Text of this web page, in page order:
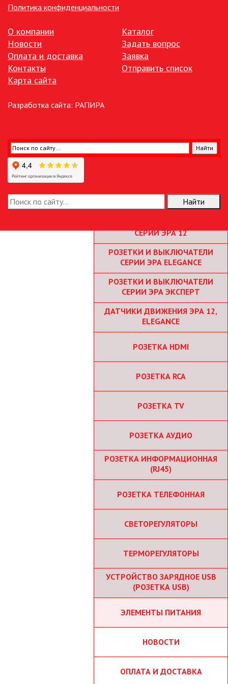
УЛИЧНОЕ ОСВЕЩЕНИЕ НА
СОЛНЕЧНЫХ БАТАРЕЯХ
ЭЛЕКТРОЗВОНКИ И АКСЕССУАРЫ
СЕРИИ ЭРА 12
РОЗЕТКИ И ВЫКЛЮЧАТЕЛИ
СЕРИИ ЭРА ELEGANCE
РОЗЕТКИ И ВЫКЛЮЧАТЕЛИ
СЕРИИ ЭРА ЭКСПЕРТ
ДАТЧИКИ ДВИЖЕНИЯ ЭРА 12,
ELEGANCE
РОЗЕТКА HDMI
РОЗЕТКА RCA
РОЗЕТКА TV
РОЗЕТКА АУДИО
РОЗЕТКА ИНФОРМАЦИОННАЯ
(RJ45)
РОЗЕТКА ТЕЛЕФОННАЯ
СВЕТОРЕГУЛЯТОРЫ
ТЕРМОРЕГУЛЯТОРЫ
УСТРОЙСТВО ЗАРЯДНОЕ USB
(РОЗЕТКА USB)
ЭЛЕМЕНТЫ ПИТАНИЯ
НОВОСТИ
ОПЛАТА И ДОСТАВКА
Политика конфиденциальности
О компании
Новости
Оплата и доставка
Контакты
Карта сайта
Каталог
Задать вопрос
Заявка
Отправить список
Разработка сайта: РАПИРА
Найти